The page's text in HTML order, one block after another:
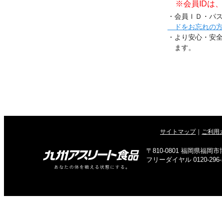
※会員IDは
・会員ＩＤ・パ
ドをお忘れの
・より安心・安
ます。
サイトマップ｜ ご利用
〒810-0801 福岡県福岡
フリーダイヤル 0120-